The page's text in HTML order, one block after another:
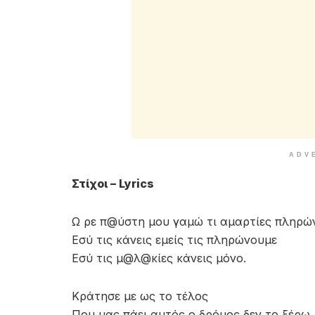
Στίχοι – Lyrics
Ω ρε π@ύστη μου γαμώ τι αμαρτίες
Εσύ τις κάνεις εμείς τις πληρώνουμε
Εσύ τις μ@λ@κίες κάνεις μόνο.
Kράτησε με ως το τέλος